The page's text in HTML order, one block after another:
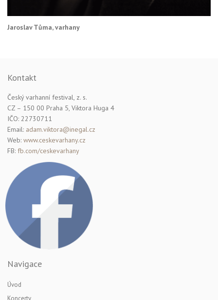
Jaroslav Tůma, varhany
Kontakt
Český varhanní festival, z. s.
CZ – 150 00 Praha 5, Viktora Huga 4
IČO: 22730711
Email: adam.viktora@inegal.cz
Web: www.ceskevarhany.cz
FB: fb.com/ceskevarhany
Navigace
Úvod
Koncerty